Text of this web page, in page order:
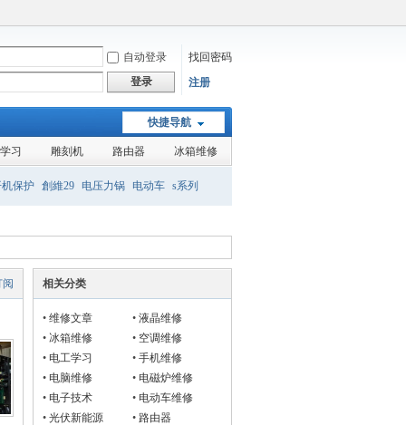
自动登录
找回密码
登录 注册
快捷导航
习 雕刻机 路由器 冰箱维修
保护 創維29 电压力锅 电动车 s系列
相关分类
• 维修文章 • 液晶维修
• 冰箱维修 • 空调维修
• 电工学习 • 手机维修
• 电脑维修 • 电磁炉维修
• 电子技术 • 电动车维修
• 光伏新能源 • 路由器